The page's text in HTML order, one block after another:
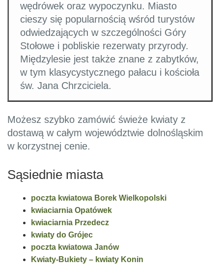
wędrówek oraz wypoczynku. Miasto
cieszy się popularnością wśród turystów
odwiedzających w szczególności Góry
Stołowe i pobliskie rezerwaty przyrody.
Międzylesie jest także znane z zabytków,
w tym klasycystycznego pałacu i kościoła
św. Jana Chrzciciela.
Możesz szybko zamówić świeże kwiaty z
dostawą w całym województwie dolnośląskim
w korzystnej cenie.
Sąsiednie miasta
poczta kwiatowa Borek Wielkopolski
kwiaciarnia Opatówek
kwiaciarnia Przedecz
kwiaty do Grójec
poczta kwiatowa Janów
Kwiaty-Bukiety – kwiaty Konin